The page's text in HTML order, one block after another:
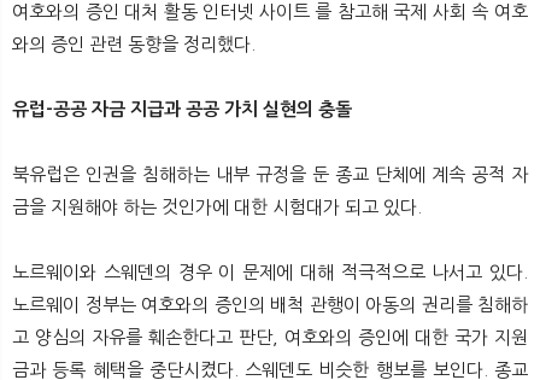
여호와의 증인 대처 활동 인터넷 사이트를 참고해 국제 사회 속 여호
와의 증인 관련 동향을 정리했다.
유럽-공공 자금 지급과 공공 가치 실현의 충돌
북유럽은 인권을 침해하는 내부 규정을 둔 종교 단체에 계속 공적 자
금을 지원해야 하는 것인가에 대한 시험대가 되고 있다.
노르웨이와 스웨덴의 경우 이 문제에 대해 적극적으로 나서고 있다.
노르웨이 정부는 여호와의 증인의 배척 관행이 아동의 권리를 침해하
고 양심의 자유를 훼손한다고 판단, 여호와의 증인에 대한 국가 지원
금과 등록 혜택을 중단시켰다. 스웨덴도 비슷한 행보를 보인다. 종교